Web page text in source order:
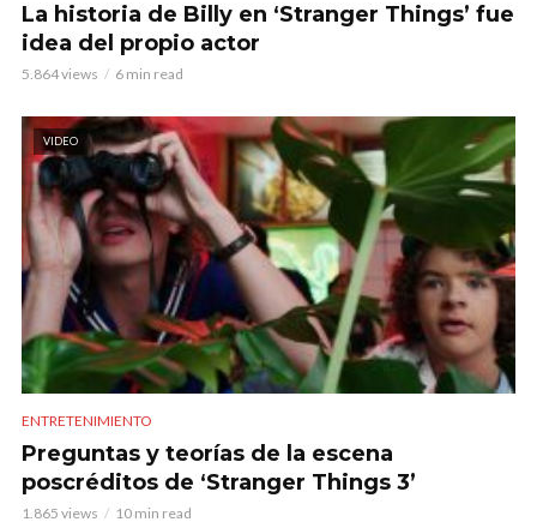
La historia de Billy en ‘Stranger Things’ fue
idea del propio actor
5.864 views 6 min read
VIDEO
ENTRETENIMIENTO
Preguntas y teorías de la escena
poscréditos de ‘Stranger Things 3’
1.865 views 10 min read